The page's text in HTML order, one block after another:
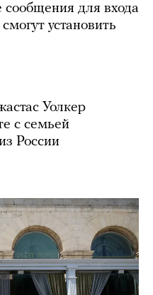
для входа
установить
Уолкер
с семьей
России